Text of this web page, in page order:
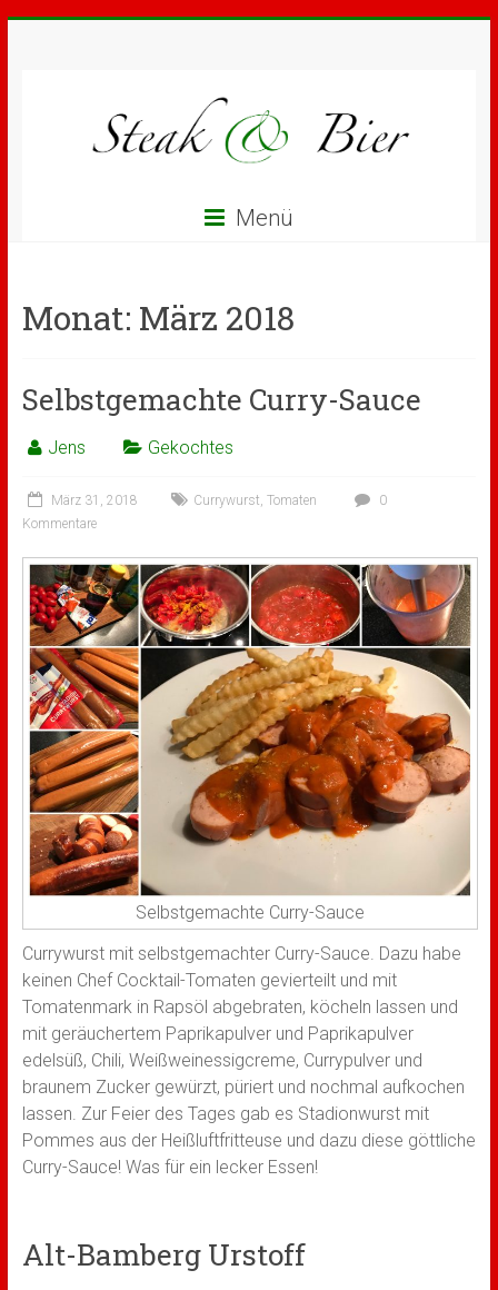
Menü
Monat: März 2018
Selbstgemachte Curry-Sauce
Jens Gekochtes
März 31, 2018 Currywurst Tomaten
0
Kommentare
Selbstgemachte Curry-Sauce
Currywurst mit selbstgemachter Curry-Sauce. Dazu habe
keinen Chef Cocktail-Tomaten gevierteilt und mit
Tomatenmark in Rapsöl abgebraten, köcheln lassen und
mit geräuchertem Paprikapulver und Paprikapulver
edelsüß, Chili, Weißweinessigcreme, Currypulver und
braunem Zucker gewürzt, püriert und nochmal aufkochen
lassen. Zur Feier des Tages gab es Stadionwurst mit
Pommes aus der Heißluftfritteuse und dazu diese göttliche
Curry-Sauce! Was für ein lecker Essen!
Alt-Bamberg Urstoff